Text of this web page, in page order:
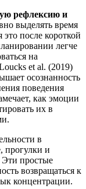
рефлексию и
выделять время
после короткой
легче
на
et al. (2019)
осознанность
поведения
как эмоции
их в
в
прогулки и
Эти простые
возвращаться к
концентрации.